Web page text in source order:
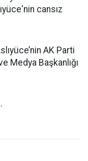
cansız
AK Parti
Medya Başkanlığı